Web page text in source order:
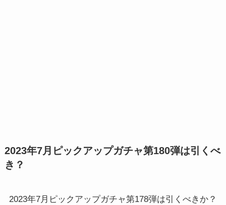
2023年7月ピックアップガチャ第180弾は引くべ
き？
2023年7月ピックアップガチャ第178弾は引くべきか？